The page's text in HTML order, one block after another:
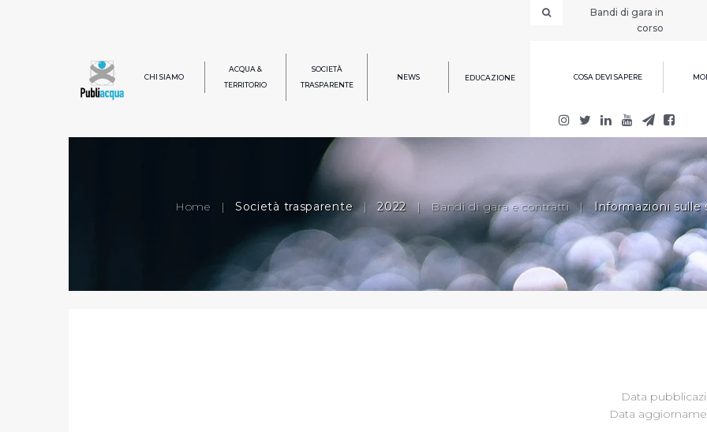
Bandi di gara in
corso
CHI SIAMO
ACQUA &
TERRITORIO
SOCIETÀ
TRASPARENTE
NEWS EDUCAZIONE COSA DEVI SAPERE
Home | Società trasparente | 2022 | Bandi di gara e contratti | Informazioni
Data
Data